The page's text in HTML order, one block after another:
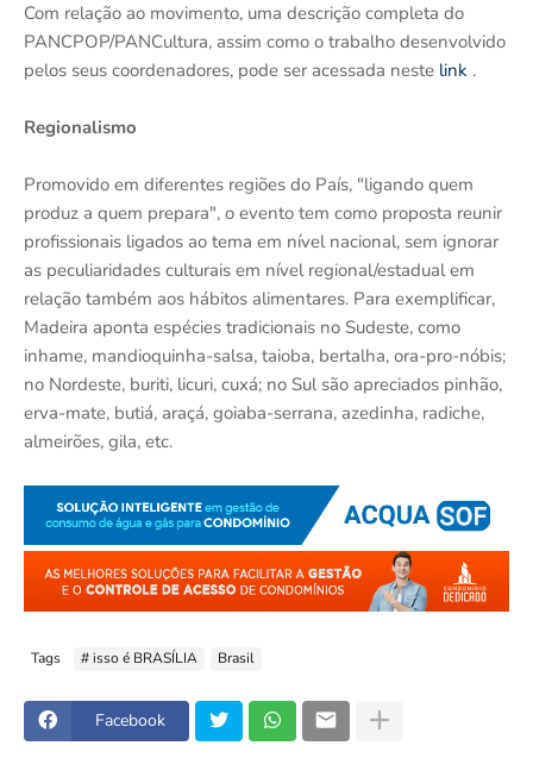
Com relação ao movimento, uma descrição completa do
PANCPOP/PANCultura, assim como o trabalho desenvolvido
pelos seus coordenadores, pode ser acessada neste link .
Regionalismo
Promovido em diferentes regiões do País, "ligando quem
produz a quem prepara", o evento tem como proposta reunir
profissionais ligados ao tema em nível nacional, sem ignorar
as peculiaridades culturais em nível regional/estadual em
relação também aos hábitos alimentares. Para exemplificar,
Madeira aponta espécies tradicionais no Sudeste, como
inhame, mandioquinha-salsa, taioba, bertalha, ora-pro-nóbis;
no Nordeste, buriti, licuri, cuxá; no Sul são apreciados pinhão,
erva-mate, butiá, araçá, goiaba-serrana, azedinha, radiche,
almeirões, gila, etc.
Tags # isso é BRASÍLIA Brasil
Facebook